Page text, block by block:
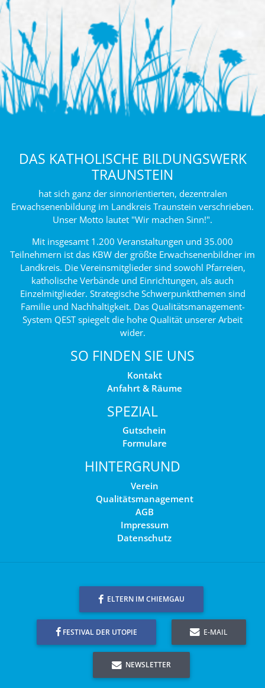
DAS KATHOLISCHE BILDUNGSWERK
TRAUNSTEIN
hat sich ganz der sinnorientierten, dezentralen
Erwachsenenbildung im Landkreis Traunstein verschrieben.
Unser Motto lautet "Wir machen Sinn!".
Mit insgesamt 1.200 Veranstaltungen und 35.000
Teilnehmern ist das KBW der größte Erwachsenenbildner im
Landkreis. Die Vereinsmitglieder sind sowohl Pfarreien,
katholische Verbände und Einrichtungen, als auch
Einzelmitglieder. Strategische Schwerpunktthemen sind
Familie und Nachhaltigkeit. Das Qualitätsmanagement-
System QEST spiegelt die hohe Qualität unserer Arbeit
wider.
SO FINDEN SIE UNS
Kontakt
Anfahrt & Räume
SPEZIAL
Gutschein
Formulare
HINTERGRUND
Verein
Qualitätsmanagement
AGB
Impressum
Datenschutz
ELTERN IM CHIEMGAU
FESTIVAL DER UTOPIE E-MAIL
NEWSLETTER